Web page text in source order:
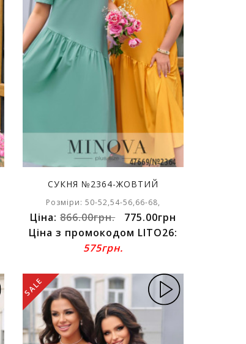
СУКНЯ №2364-ЖОВТИЙ
Розміри: 50-52,54-56,66-68,
Ціна:866.00грн.
775.00грн
Ціна з промокодом LITO26:
575грн.
SALE